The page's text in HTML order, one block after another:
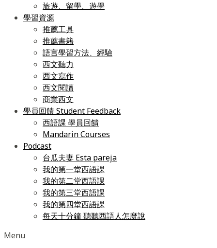
旅遊、留學、遊學
學習資源
推薦工具
推薦書籍
語言學習方法、經驗
西文聽力
西文寫作
西文閱讀
商業西文
學員回饋 Student Feedback
西語課 學員回饋
Mandarin Courses
Podcast
台瓜夫妻 Esta pareja
我的第一堂西語課
我的第二堂西語課
我的第三堂西語課
我的第四堂西語課
每天十分鐘 聽聽西語人怎麼說
Menu